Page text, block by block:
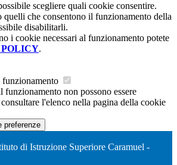
scegliere quali cookie consentire.
quelli che consentono il funzionamento della
disabilitarli.
i cookie necessari al funzionamento potete
.
funzionamento
funzionamento non possono essere
l'elenco nella pagina della cookie
preferenze
di Istruzione Superiore Caramuel -